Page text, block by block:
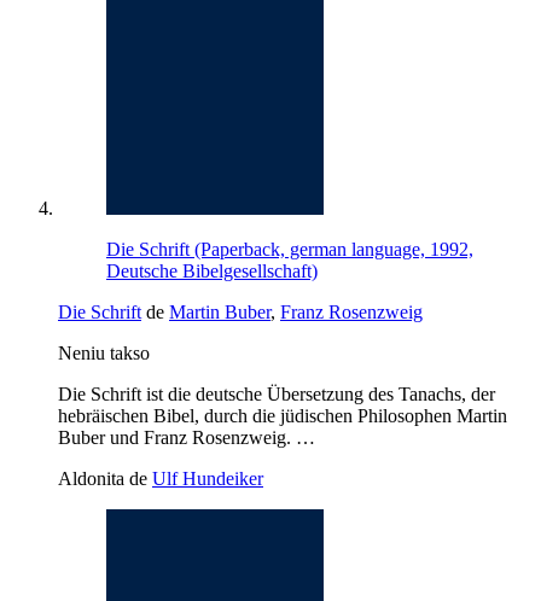
Die Schrift (Paperback, german language, 1992,
Deutsche Bibelgesellschaft)
Die Schrift de Martin Buber, Franz Rosenzweig
Neniu takso
Die Schrift ist die deutsche Übersetzung des Tanachs, der
hebräischen Bibel, durch die jüdischen Philosophen Martin
Buber und Franz Rosenzweig. …
Aldonita de Ulf Hundeiker